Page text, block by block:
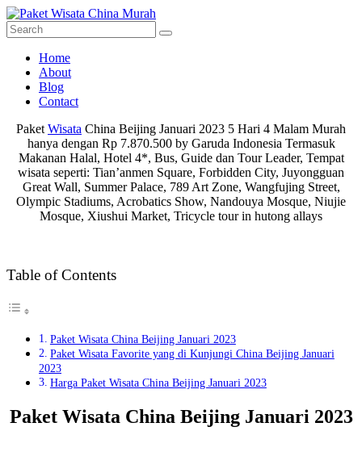
Skip
to
content
Paket
Wisata
China
Murah
Paket
Wisata
China
Murah
Menu
Home
About
Blog
Contact
Paket Wisata China Beijing Januari 2023 5 Hari 4 Malam Murah
hanya dengan Rp 7.870.500 by Garuda Indonesia Termasuk
Makanan Halal, Hotel 4*, Bus, Guide dan Tour Leader, Tempat
wisata seperti: Tian’anmen Square, Forbidden City, Juyongguan
Great Wall, Summer Palace, 789 Art Zone, Wangfujing Street,
Olympic Stadiums, Acrobatics Show, Nandouya Mosque, Niujie
Mosque, Xiushui Market, Tricycle tour in hutong allays
Table of Contents
Paket Wisata China Beijing Januari 2023
Paket Wisata Favorite yang di Kunjungi China Beijing Januari
2023
Harga Paket Wisata China Beijing Januari 2023
Paket Wisata China Beijing Januari 2023